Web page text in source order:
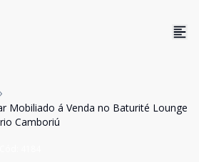
Mobiliado á Venda no Baturité Lounge
Camboriú